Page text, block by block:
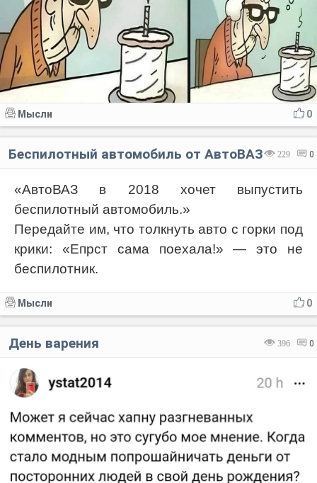
0
Мысли
229 0
Беспилотный автомобиль от АвтоВАЗ
«АвтоВАЗ в 2018 хочет выпустить
беспилотный автомобиль.»
Передайте им, что толкнуть авто с горки под
крики: «Епрст сама поехала!» — это не
беспилотник.
0
Мысли
396 0
День варения